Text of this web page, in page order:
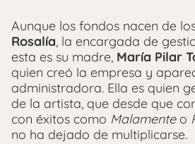
Aunque los fondos nacen de
Rosalía, la encargada de
esta es su madre, María Pilar
quien creó la empresa y
administradora. Ella es quien
de la artista, que desde que
con éxitos como Malamenteo
no ha dejado de multiplicarse.